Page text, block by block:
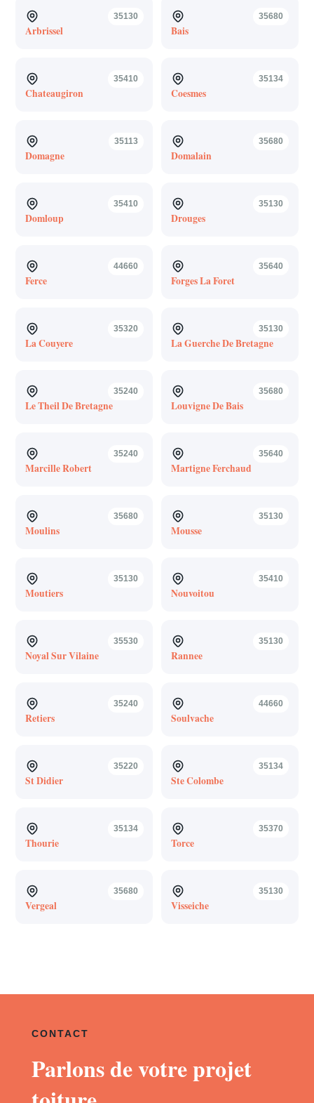
35130
Arbrissel
35680
Bais
35410
Chateaugiron
35134
Coesmes
35113
Domagne
35680
Domalain
35410
Domloup
35130
Drouges
44660
Ferce
35640
Forges La Foret
35320
La Couyere
35130
La Guerche De Bretagne
35240
Le Theil De Bretagne
35680
Louvigne De Bais
35240
Marcille Robert
35640
Martigne Ferchaud
35680
Moulins
35130
Mousse
35130
Moutiers
35410
Nouvoitou
35530
Noyal Sur Vilaine
35130
Rannee
35240
Retiers
44660
Soulvache
35220
St Didier
35134
Ste Colombe
35134
Thourie
35370
Torce
35680
Vergeal
35130
Visseiche
CONTACT
Parlons de votre projet